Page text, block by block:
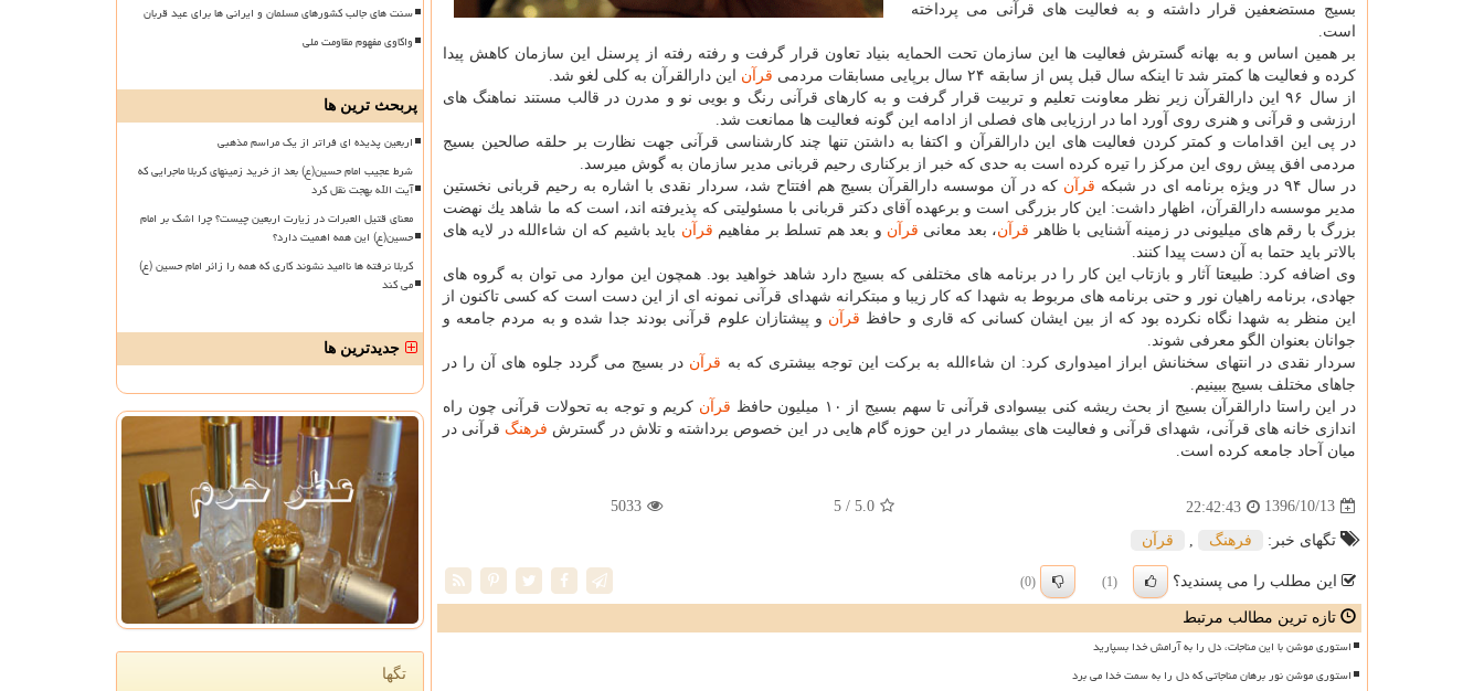
بسیج مستضعفین قرار داشته و به فعالیت های قرآنی می پرداخته
است.
بر همین اساس و به بهانه گسترش فعالیت ها این سازمان تحت الحمایه بنیاد تعاون قرار گرفت و رفته رفته از پرسنل این سازمان كاهش پیدا
كرده و فعالیت ها كمتر شد تا اینكه سال قبل پس از سابقه ۲۴ سال برپایی مسابقات مردمی
قرآن این دارالقرآن به كلی لغو شد.
از سال ۹۶ این دارالقرآن زیر نظر معاونت تعلیم و تربیت قرار گرفت و به كارهای قرآنی رنگ و بویی نو و مدرن در قالب مستند نماهنگ های
ارزشی و قرآنی و هنری روی آورد اما در ارزیابی های فصلی از ادامه این گونه فعالیت ها ممانعت شد.
در پی این اقدامات و كمتر كردن فعالیت های این دارالقرآن و اكتفا به داشتن تنها چند كارشناسی قرآنی جهت نظارت بر حلقه صالحین بسیج
مردمی افق پیش روی این مركز را تیره كرده است به حدی كه خبر از بركناری رحیم قربانی مدیر سازمان به گوش میرسد.
در سال ۹۴ در ویژه برنامه ای در شبكه
قرآن كه در آن موسسه دارالقرآن بسیج هم افتتاح شد، سردار نقدی با اشاره به رحیم قربانی نخستین
مدیر موسسه دارالقرآن، اظهار داشت: این كار بزرگی است و برعهده آقای دكتر قربانی با مسئولیتی كه پذیرفته اند، است كه ما شاهد یك نهضت
بزرگ با رقم های میلیونی در زمینه آشنایی با ظاهر قرآن، بعد معانی قرآن و بعد هم تسلط بر مفاهیم قرآن باید باشیم كه ان شاءالله در لایه های
بالاتر باید حتما به آن دست پیدا كنند.
وی اضافه كرد: طبیعتا آثار و بازتاب این كار را در برنامه های مختلفی كه بسیج دارد شاهد خواهید بود. همچون این موارد می توان به گروه های
جهادی، برنامه راهیان نور و حتی برنامه های مربوط به شهدا كه كار زیبا و مبتكرانه شهدای قرآنی نمونه ای از این دست است كه كسی تاكنون از
این منظر به شهدا نگاه نكرده بود كه از بین ایشان كسانی كه قاری و حافظ قرآن و پیشتازان علوم قرآنی بودند جدا شده و به مردم جامعه و
جوانان بعنوان الگو معرفی شوند.
سردار نقدی در انتهای سخنانش ابراز امیدواری كرد: ان شاءالله به بركت این توجه بیشتری كه به قرآن در بسیج می گردد جلوه های آن را در
جاهای مختلف بسیج ببینیم.
در این راستا دارالقرآن بسیج از بحث ریشه كنی بیسوادی قرآنی تا سهم بسیج از ۱۰ میلیون حافظ
قرآن كریم و توجه به تحولات قرآنی چون راه
اندازی خانه های قرآنی، شهدای قرآنی و فعالیت های بیشمار در این حوزه گام هایی در این خصوص برداشته و تلاش در گسترش فرهنگ قرآنی در
میان آحاد جامعه كرده است.
1396/10/13
22:42:43
5.0
/ 5
5033
تگهای خبر: فرهنگ قرآن
این مطلب را می پسندید؟ (1)
(0)
تازه ترین مطالب مرتبط
استوری موشن با این مناجات، دل را به آرامش خدا بسپارید
استوری موشن نور برهان مناجاتی که دل را به سمت خدا می برد
سنت های جالب کشورهای مسلمان و ایرانی ها برای عید قربان
واکاوی مفهوم مقاومت ملی
پربحث ترین ها
اربعین پدیده ای فراتر از یک مراسم مذهبی
شرط عجیب امام حسین(ع) بعد از خرید زمینهای کربلا ماجرایی که
آیت الله بهجت نقل کرد
معنای قتیل العبرات در زیارت اربعین چیست؟ چرا اشک بر امام
حسین(ع) این همه اهمیت دارد؟
کربلا نرفته ها ناامید نشوند کاری که همه را زائر امام حسین (ع)
می کند
جدیدترین ها
تگها